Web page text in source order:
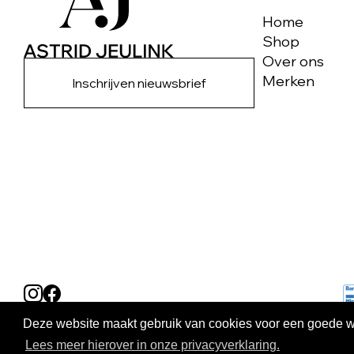
Deze website maakt gebruik van cookies voor een goede
Lees meer hierover in onze privacyverklaring.
Inschrijven nieuwsbrief
Home
Shop
Over ons
Merken